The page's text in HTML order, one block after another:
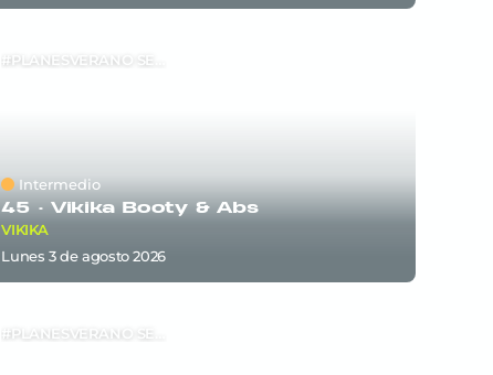
Intermedio
45 · Vikika Booty & Abs
VIKIKA
lunes 3deagosto 2026